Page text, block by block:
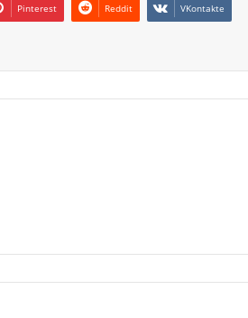
Pinterest Reddit VKontakte